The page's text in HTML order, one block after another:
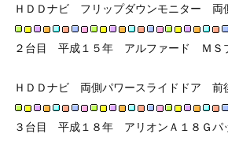
ＨＤＤナビ　フリップダウンモニター　
２台目　平成１５年　アルファード　Ｍ
ＨＤＤナビ　両側パワースライドドア　
３台目　平成１８年　アリオンＡ１８Ｇパ